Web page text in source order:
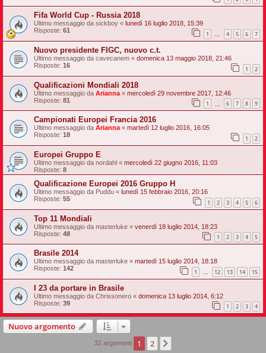
Fifa World Cup - Russia 2018
Ultimo messaggio da sickboy « lunedì 16 luglio 2018, 15:39
Risposte: 61 1 … 4 5 6 7
Nuovo presidente FIGC, nuovo c.t.
Ultimo messaggio da cavecanem « domenica 13 maggio 2018, 21:46
Risposte: 16 1 2
Qualificazioni Mondiali 2018
Ultimo messaggio da Arianna « mercoledì 29 novembre 2017, 12:46
Risposte: 81 1 6 7 8 9
Campionati Europei Francia 2016
Ultimo messaggio da Arianna « martedì 12 luglio 2016, 16:05
Risposte: 18 1 2
Europei Gruppo E
Ultimo messaggio da nordahl « mercoledì 22 giugno 2016, 11:03
Risposte: 8
Qualificazione Europei 2016 Gruppo H
Ultimo messaggio da Puddu « lunedì 15 febbraio 2016, 20:16
Risposte: 55 1 2 3 4 5 6
Top 11 Mondiali
Ultimo messaggio da masterluke « venerdì 18 luglio 2014, 18:23
Risposte: 48 1 2 3 4 5
Brasile 2014
Ultimo messaggio da masterluke « martedì 15 luglio 2014, 18:18
Risposte: 142 1 … 12 13 14 15
I 23 da portare in Brasile
Ultimo messaggio da Chrissonero « domenica 13 luglio 2014, 6:12
Risposte: 39 1 2 3 4
Nuovo argomento
32 argomenti 1 2